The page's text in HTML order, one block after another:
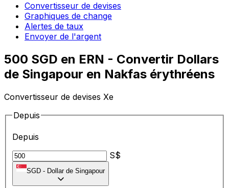
Convertisseur de devises
Graphiques de change
Alertes de taux
Envoyer de l'argent
500 SGD en ERN - Convertir Dollars
de Singapour en Nakfas érythréens
Convertisseur de devises Xe
Depuis
Depuis
S$
SGD - Dollar de Singapour